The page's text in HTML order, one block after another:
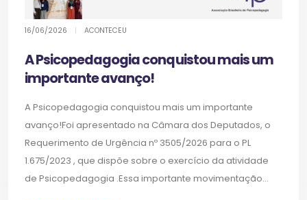
16/06/2026 ACONTECEU
A Psicopedagogia conquistou mais um
importante avanço!
A Psicopedagogia conquistou mais um importante
avanço!Foi apresentado na Câmara dos Deputados, o
Requerimento de Urgência nº 3505/2026 para o PL
1.675/2023 , que dispõe sobre o exercício da atividade
de Psicopedagogia .Essa importante movimentação...